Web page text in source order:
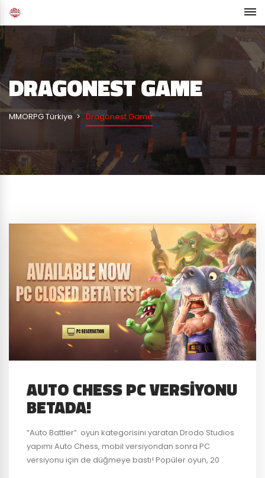
DRAGONEST GAME
MMORPG Türkiye Dragonest Game
AUTO CHESS PC VERSIYONU
BETADA!
“Auto Battler” oyun kategorisini yaratan Drodo Studios
yapımı Auto Chess, mobil versiyondan sonra PC
versiyonu için de düğmeye bastı! Popüler oyun, 20